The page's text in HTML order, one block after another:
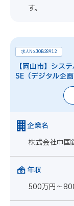
す。
求人No.JOB28912
【岡山市】シス
SE（デジタル企画
企業名
株式会社中国
年収
500万円～